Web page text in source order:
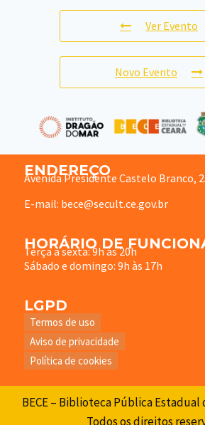
Ver Evento
Novo Evento
ENDEREÇO
Avenida Presidente Castelo Branco,
E-mail: bece@secult.ce.gov.br
HORÁRIO DE
Terça à sexta: 9h às 20h
Sábado e domingo: 9h às 17h
LGPD
Termos de uso
Aviso de privacidade
Política de cookies
BECE – Biblioteca Pública Estadual
Todos os direitos